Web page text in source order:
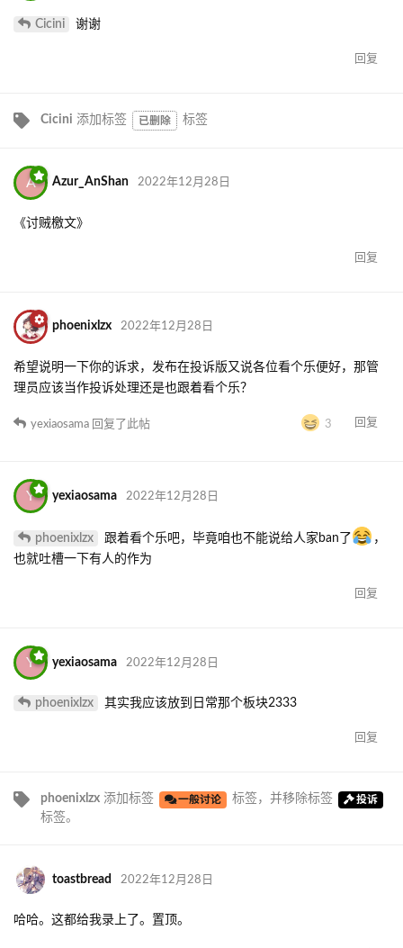
Cicini 谢谢
回复
Cicini 添加标签 已删除 标签
A Azur_AnShan 2022年12月28日
《讨贼檄文》
回复
phoenixlzx 2022年12月28日
希望说明一下你的诉求，发布在投诉版又说各位看个乐便好，那管
理员应该当作投诉处理还是也跟着看个乐？
3 回复
yexiaosama 回复了此帖
Y yexiaosama 2022年12月28日
phoenixlzx 跟着看个乐吧，毕竟咱也不能说给人家ban了
，
也就吐槽一下有人的作为
回复
Y yexiaosama 2022年12月28日
phoenixlzx 其实我应该放到日常那个板块2333
回复
phoenixlzx 添加标签 一般讨论 标签，并移除标签 投诉
标签。
toastbread 2022年12月28日
哈哈。这都给我录上了。置顶。